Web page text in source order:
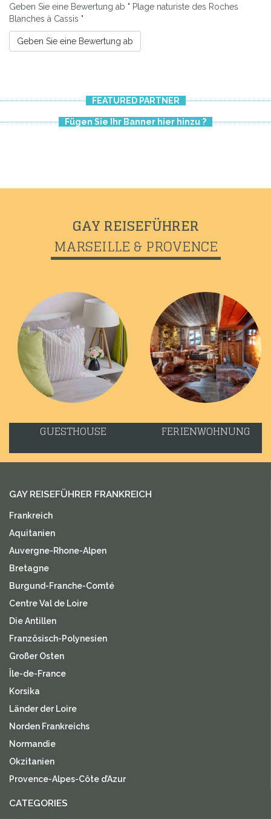
Geben Sie eine Bewertung ab " Plage naturiste des Roches
Blanches à Cassis "
Geben Sie eine Bewertung ab
FEATURED PARTNER
Fügen Sie Ihr Banner hier hinzu ?
GAY REISEFÜHRER
MARSEILLE & PROVENCE
GUESTHOUSE FERIENWOHNUNG
GAY REISEFÜHRER FRANKREICH
Frankreich
Aquitanien
Auvergne-Rhone-Alpen
Bretagne
Burgund-Franche-Comté
Centre Val de Loire
Die Antillen
Französisch-Polynesien
Großer Osten
Île-de-France
Korsika
Länder der Loire
Norden Frankreichs
Normandie
Okzitanien
Provence-Alpes-Côte d’Azur
CATEGORIES